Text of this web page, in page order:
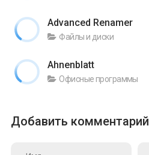
Advanced Renamer
Файлы и диски
Ahnenblatt
Офисные программы
Добавить комментарий